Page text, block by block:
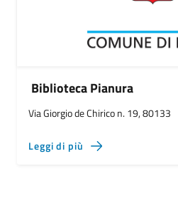
Biblioteca Pianura
Via Giorgio de Chirico n. 19, 80133
Leggi di più